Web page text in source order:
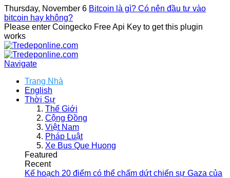
Thursday, November 6 Bitcoin là gì? Có nên đầu tư vào
bitcoin hay không?
Please enter Coingecko Free Api Key to get this plugin
works
Navigate
Trang Nhà
English
Thời Sự
Thế Giới
Cộng Đồng
Việt Nam
Pháp Luật
Xe Bus Que Huong
Featured
Recent
Kế hoạch 20 điểm có thể chấm dứt chiến sự Gaza của